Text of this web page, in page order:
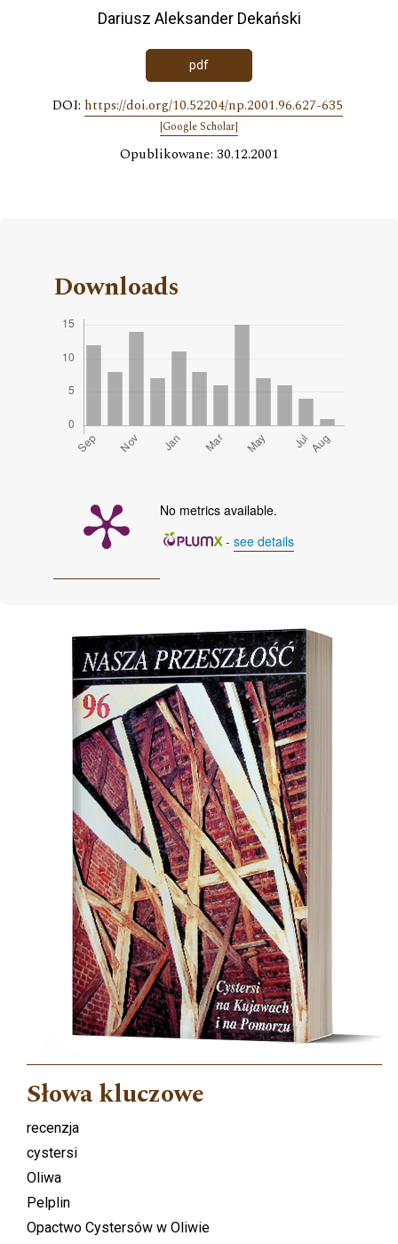
Dariusz Aleksander Dekański
pdf
DOI: https://doi.org/10.52204/np.2001.96.627-635
[Google Scholar]
Opublikowane: 30.12.2001
Downloads
No metrics available.
- see details
Słowa kluczowe
recenzja
cystersi
Oliwa
Pelplin
Opactwo Cystersów w Oliwie